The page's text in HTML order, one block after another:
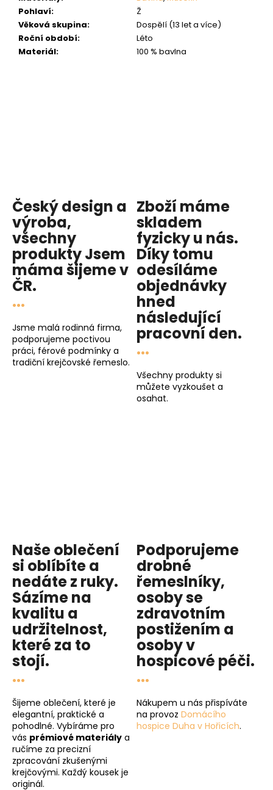
Pohlaví:
Ž
Věková skupina:
Dospělí (13 let a více)
Roční období:
Léto
Materiál: 100 % bavlna
Český design a
výroba,
všechny
produktyJsem
mámašijeme v
ČR.
...
Jsme malá rodinná firma,
podporujeme poctivou
práci, férové podmínky a
tradiční krejčovské řemeslo.
Zboží máme
skladem
fyzicky u nás.
Díky tomu
odesíláme
objednávky
hned
následující
pracovní den.
...
Všechny produkty si
můžete vyzkoušet a
osahat.
Naše oblečení
si oblíbíte a
nedáte z ruky.
Sázíme na
kvalitu a
udržitelnost,
které za to
stojí.
...
Šijeme oblečení, které je
elegantní, praktické a
pohodlné. Vybíráme pro
vás prémiové materiály a
ručíme za precizní
zpracování zkušenými
krejčovými. Každý kousek je
originál.
Podporujeme
drobné
řemeslníky,
osoby se
zdravotním
postižením a
osoby v
hospicové péči.
...
Nákupem u nás přispíváte
na provoz Domácího
hospice Duha v Hořicích.